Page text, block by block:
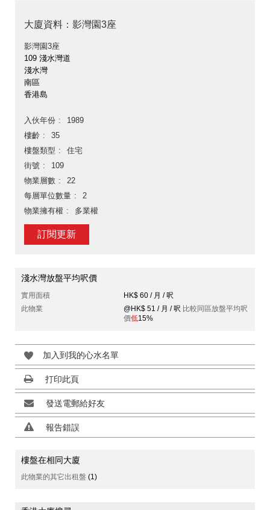
大廈資料：影灣園3座
影灣園3座
109 淺水灣道
淺水灣
南區
香港島
入伙年份
1989
樓齡
35
樓盤類型
住宅
街號
109
物業層數
22
每層單位數量
2
物業擁有權
多業權
訂閱更新
淺水灣放盤平均呎價
實用面積
HK$ 60 / 月 / 呎
此物業
@HK$ 51 / 月 / 呎 比較同區放盤平均呎
價低15%
加入到我的心水名單
打印此頁
發送電郵給好友
報告錯誤
樓盤在相同大廈
此物業的其它出租盤 (1)